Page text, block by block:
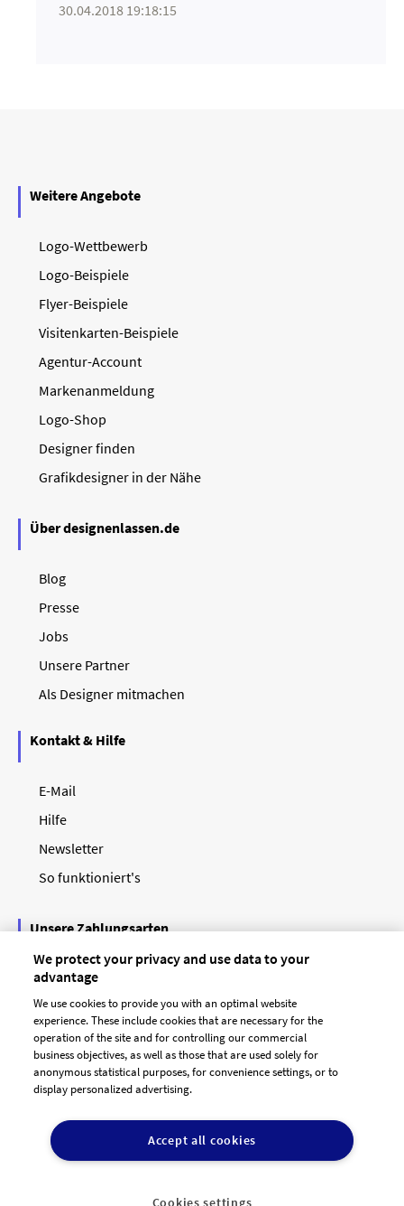
30.04.2018 19:18:15
Weitere Angebote
Logo-Wettbewerb
Logo-Beispiele
Flyer-Beispiele
Visitenkarten-Beispiele
Agentur-Account
Markenanmeldung
Logo-Shop
Designer finden
Grafikdesigner in der Nähe
Über designenlassen.de
Blog
Presse
Jobs
Unsere Partner
Als Designer mitmachen
Kontakt & Hilfe
E-Mail
Hilfe
Newsletter
So funktioniert's
Unsere Zahlungsarten
AGB Dienstleister
Datenschutz
Impressum
We protect your privacy and use data to your
advantage
We use cookies to provide you with an optimal website
experience. These include cookies that are necessary for the
operation of the site and for controlling our commercial
business objectives, as well as those that are used solely for
anonymous statistical purposes, for convenience settings, or to
display personalized advertising.
Accept all cookies
Cookies settings